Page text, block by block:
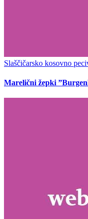
Slaščičarsko kosovno
Marelični žepki